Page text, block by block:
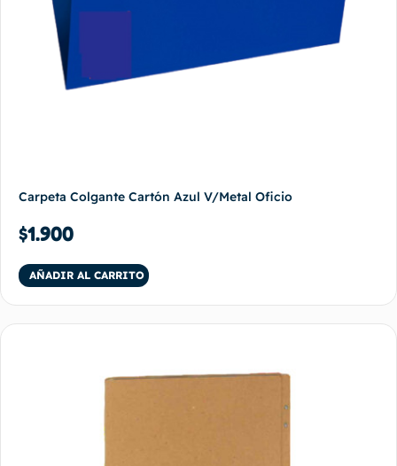
Carpeta Colgante Cartón Azul V/Metal Oficio
$1.900
AÑADIR AL CARRITO